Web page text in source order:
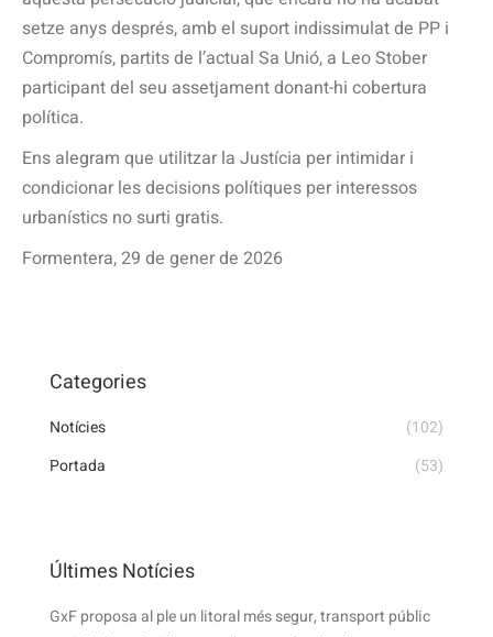
setze anys després, amb el suport indissimulat de PP i
Compromís, partits de l’actual Sa Unió, a Leo Stober
participant del seu assetjament donant-hi cobertura
política.
Ens alegram que utilitzar la Justícia per intimidar i
condicionar les decisions polítiques per interessos
urbanístics no surti gratis.
Formentera, 29 de gener de 2026
Categories
Notícies
(102)
Portada
(53)
Últimes Notícies
GxF proposa al ple un litoral més segur, transport públic